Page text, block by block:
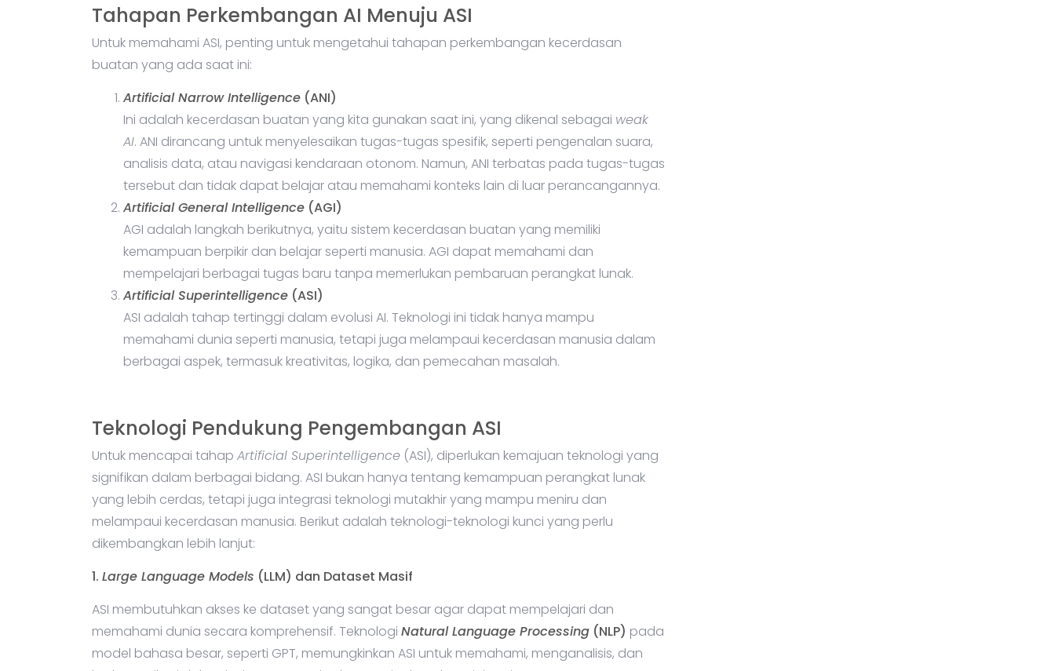
Tahapan Perkembangan AI Menuju ASI
Untuk memahami ASI, penting untuk mengetahui tahapan perkembangan kecerdasan
buatan yang ada saat ini:
Artificial Narrow Intelligence (ANI)
Ini adalah kecerdasan buatan yang kita gunakan saat ini, yang dikenal sebagai weak
AI. ANI dirancang untuk menyelesaikan tugas-tugas spesifik, seperti pengenalan suara,
analisis data, atau navigasi kendaraan otonom. Namun, ANI terbatas pada tugas-tugas
tersebut dan tidak dapat belajar atau memahami konteks lain di luar perancangannya.
Artificial General Intelligence (AGI)
AGI adalah langkah berikutnya, yaitu sistem kecerdasan buatan yang memiliki
kemampuan berpikir dan belajar seperti manusia. AGI dapat memahami dan
mempelajari berbagai tugas baru tanpa memerlukan pembaruan perangkat lunak.
Artificial Superintelligence (ASI)
ASI adalah tahap tertinggi dalam evolusi AI. Teknologi ini tidak hanya mampu
memahami dunia seperti manusia, tetapi juga melampaui kecerdasan manusia dalam
berbagai aspek, termasuk kreativitas, logika, dan pemecahan masalah.
Teknologi Pendukung Pengembangan ASI
Untuk mencapai tahap Artificial Superintelligence (ASI), diperlukan kemajuan teknologi yang
signifikan dalam berbagai bidang. ASI bukan hanya tentang kemampuan perangkat lunak
yang lebih cerdas, tetapi juga integrasi teknologi mutakhir yang mampu meniru dan
melampaui kecerdasan manusia. Berikut adalah teknologi-teknologi kunci yang perlu
dikembangkan lebih lanjut:
1. Large Language Models (LLM) dan Dataset Masif
ASI membutuhkan akses ke dataset yang sangat besar agar dapat mempelajari dan
memahami dunia secara komprehensif. Teknologi Natural Language Processing (NLP) pada
model bahasa besar, seperti GPT, memungkinkan ASI untuk memahami, menganalisis, dan